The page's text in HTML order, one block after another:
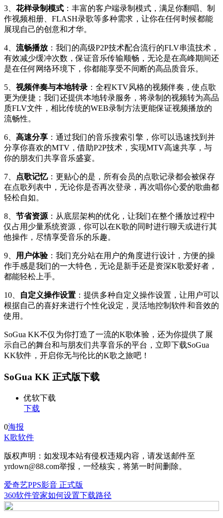
3、 花样录制模式 ：丰富的客户端录制模式，满足你翻唱、制
作视频相册、FLASH录歌等多种需求，让你在任何时候都能
展现自己的创意和才华。
4、 流畅播放 ：我们的高级P2P技术配合流行的FLV串流技术，
有效减少缓冲次数，保证音乐传输顺畅，无论是在高峰期间还
是在任何网络环境下，你都能享受不间断的高品质音乐。
5、 视频伴奏与本地转录 ：全程KTV风格的视频伴奏，使点歌
更为便捷；我们还提供本地转录服务，将录制的视频转为高品
质FLV文件，相比传统的WEB录制方法更能保证视频播放的
流畅性。
6、 高速分享 ：通过我们的音乐搜索引擎，你可以迅速找到并
分享你喜欢的MTV，借助P2P技术，实现MTV高速共享，与
你的朋友们共享音乐盛宴。
7、 点歌记忆：更贴心的是，所有会员的点歌记录都会被保存
在点歌列表中，无论你是否再次登录，再次唱你心爱的歌曲都
轻松自如。
8、 节省资源 ：从底层架构的优化，让我们在整个播放过程中
仅占用少量系统资源，你可以在K歌的同时进行聊天或进行其
他操作，尽情享受音乐的乐趣。
9、 用户体验：我们充分站在用户的角度进行设计，方便的操
作手感是我们的一大特色，无论是新手还是资深K歌爱好者，
都能轻松上手。
10、 自定义操作设置 ：提供多种自定义操作设置，让用户可以
根据自己的喜好来进行个性化设定，灵活地控制软件和音效的
使用。
SoGua KK不仅为你打造了一流的K歌体验，还为你提供了展
示自己的舞台和与朋友们共享音乐的平台，立即下载SoGua
KK软件，开启你无与伦比的K歌之旅吧！
SoGua KK 正式版下载
优软下载
下载
0海报
K歌软件
版权声明：如发现本站有侵权违规内容，请发送邮件至
yrdown@88.com举报，一经核实，将第一时间删除。
爱奇艺PPS影音 正式版
360软件管家如何设置下载路径